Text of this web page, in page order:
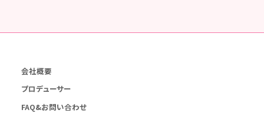
会社概要
プロデューサー
FAQ&お問い合わせ